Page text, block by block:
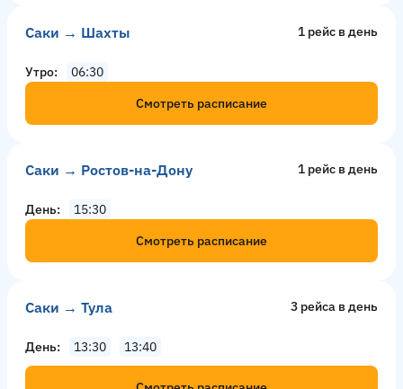
Саки → Шахты 1 рейс в день
Утро
06:30
Смотреть расписание
Саки → Ростов-на-Дону 1 рейс в день
День
15:30
Смотреть расписание
Саки → Тула 3 рейсa в день
День 13:30 13:40